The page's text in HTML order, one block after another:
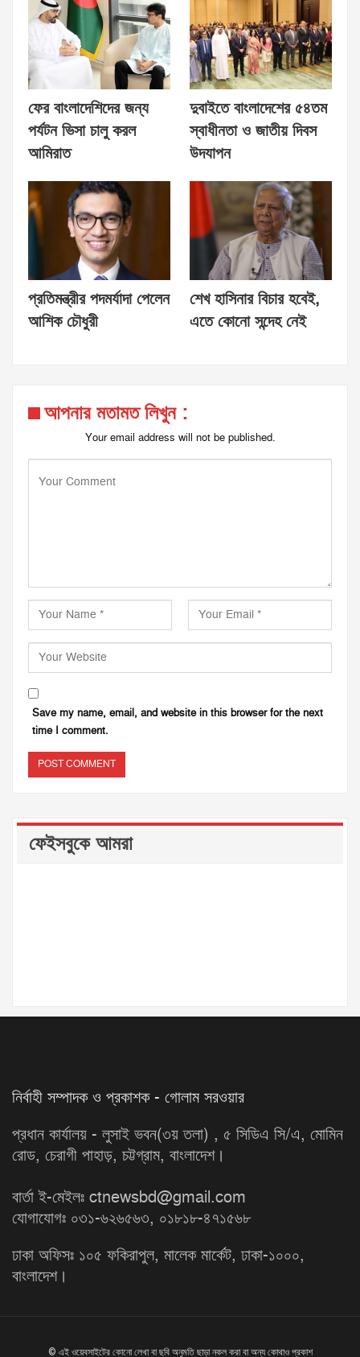
ফের বাংলাদেশিদের জন্য
পর্যটন ভিসা চালু করল
আমিরাত
দুবাইতে বাংলাদেশের ৫৪তম
স্বাধীনতা ও জাতীয় দিবস
উদযাপন
প্রতিমন্ত্রীর পদমর্যাদা পেলেন
আশিক চৌধুরী
শেখ হাসিনার বিচার হবেই,
এতে কোনো সন্দেহ নেই
আপনার মতামত লিখুন :
Your email address will not be published.
Save my name, email, and website in this browser for the next
time I comment.
ফেইসবুকে আমরা
নির্বাহী সম্পাদক ও প্রকাশক - গোলাম সরওয়ার
প্রধান কার্যালয় - লুসাই ভবন(৩য় তলা) , ৫ সিডিএ সি/এ, মোমিন
রোড, চেরাগী পাহাড়, চট্টগ্রাম, বাংলাদেশ।
বার্তা ই-মেইলঃ ctnewsbd@gmail.com
যোগাযোগঃ ০৩১-৬২৬৫৬৩, ০১৮১৮-৪৭১৫৬৮
ঢাকা অফিসঃ ১০৫ ফকিরাপুল, মালেক মার্কেট, ঢাকা-১০০০,
বাংলাদেশ।
© এই ওয়েবসাইটের কোনো লেখা বা ছবি অনুমতি ছাড়া নকল করা বা অন্য কোথাও প্রকাশ